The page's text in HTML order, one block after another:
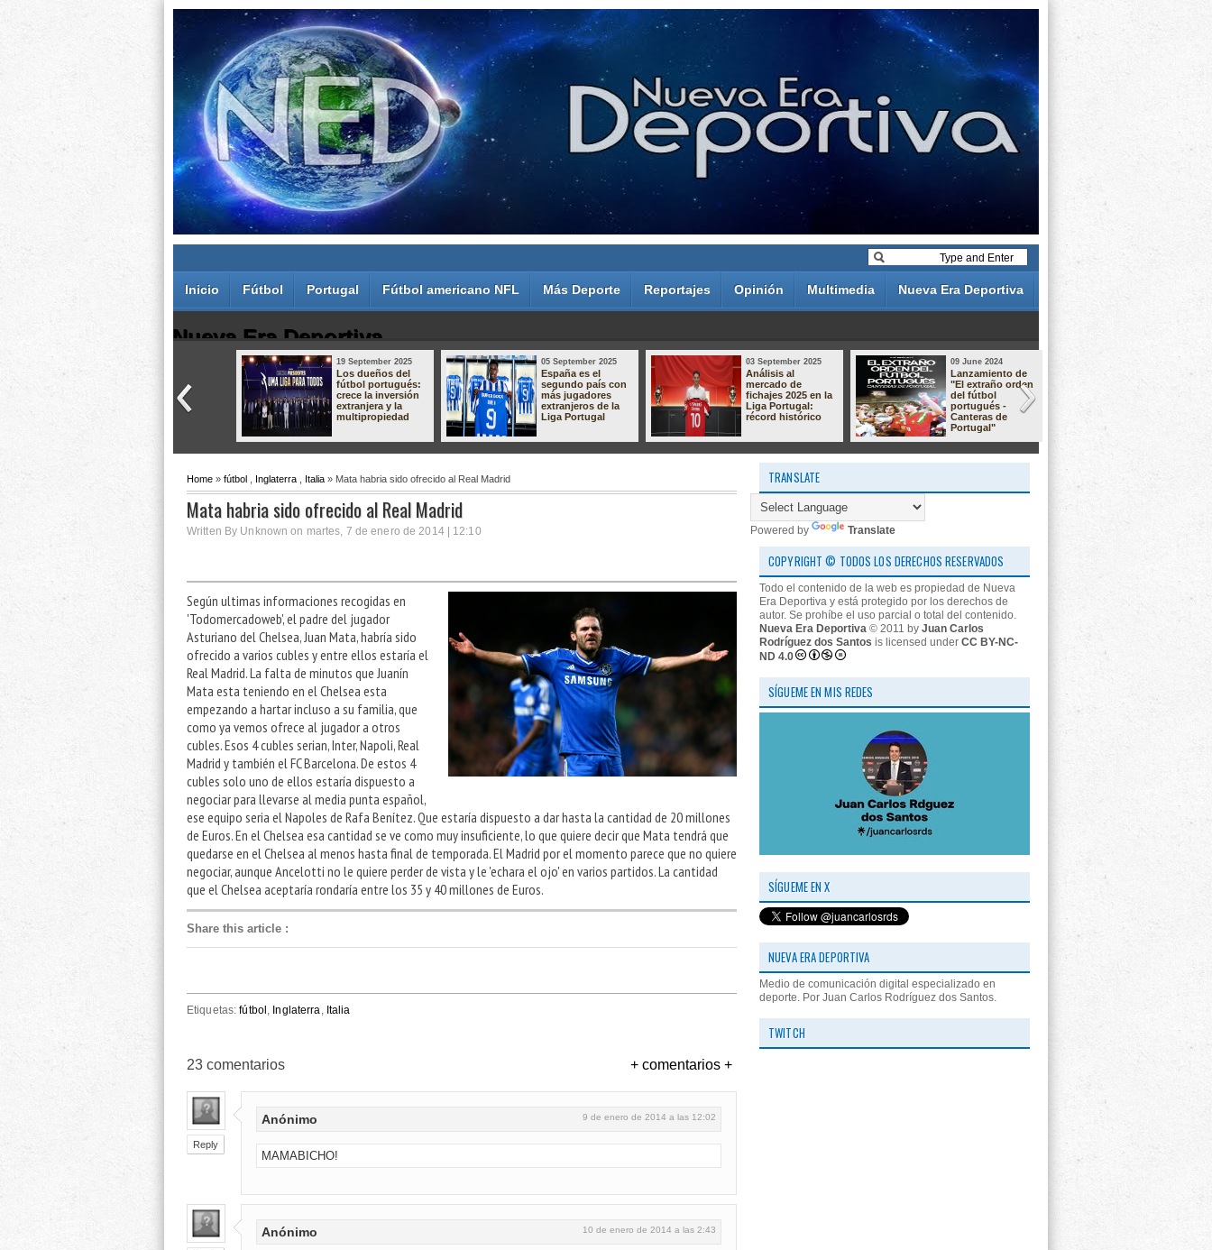
Inicio Fútbol Portugal Fútbol americano NFL Más Deporte Reportajes Opinión Multimedia Nueva Era Deportiva
Nueva Era Deportiva
Juan Carlos Rodríguez dos Santos
19 September 2025
Los dueños del
fútbol portugués:
crece la inversión
extranjera y la
multipropiedad
05 September 2025
España es el
segundo país con
más jugadores
extranjeros de la
Liga Portugal
03 September 2025
Análisis al
mercado de
fichajes 2025 en la
Liga Portugal:
récord histórico
09 June 2024
Lanzamiento de
"El extraño orden
del fútbol
portugués -
Canteras de
Portugal"
19 May 2024
Análisis de
Liga
23/24:
Home » fútbol Inglaterra Italia » Mata habria sido ofrecido al Real Madrid
Mata habria sido ofrecido al Real Madrid
Written By Unknown on martes, 7 de enero de 2014 | 12:10
Según ultimas informaciones recogidas en
'Todomercadoweb', el padre del jugador
Asturiano del Chelsea, Juan Mata, habría sido
ofrecido a varios cubles y entre ellos estaría el
Real Madrid. La falta de minutos que Juanín
Mata esta teniendo en el Chelsea esta
empezando a hartar incluso a su familia, que
como ya vemos ofrece al jugador a otros
cubles. Esos 4 cubles serian, Inter, Napoli, Real
Madrid y también el FC Barcelona. De estos 4
cubles solo uno de ellos estaría dispuesto a
negociar para llevarse al media punta español,
ese equipo seria el Napoles de Rafa Benítez. Que estaría dispuesto a dar hasta la cantidad de 20 millones
de Euros. En el Chelsea esa cantidad se ve como muy insuficiente, lo que quiere decir que Mata tendrá que
quedarse en el Chelsea al menos hasta final de temporada. El Madrid por el momento parece que no quiere
negociar, aunque Ancelotti no le quiere perder de vista y le 'echara el ojo' en varios partidos. La cantidad
que el Chelsea aceptaría rondaría entre los 35 y 40 millones de Euros.
Share this article :
Etiquetas:fútbol , Inglaterra, Italia
+ comentarios +
23 comentarios
Reply
Anónimo 9 de enero de 2014 a las 12:02
MAMABICHO!
Anónimo 10 de enero de 2014 a las 2:43
TRANSLATE
Powered by Translate
COPYRIGHT © TODOS LOS DERECHOS RESERVADOS
Todo el contenido de la web es propiedad de Nueva
Era Deportiva y está protegido por los derechos de
autor. Se prohíbe el uso parcial o total del contenido.
Nueva Era Deportiva © 2011 by Juan Carlos
Rodríguez dos Santos is licensed under CC BY-NC-
ND 4.0
SÍGUEME EN MIS REDES
SÍGUEME EN X
NUEVA ERA DEPORTIVA
Medio de comunicación digital especializado en
deporte. Por Juan Carlos Rodríguez dos Santos.
TWITCH